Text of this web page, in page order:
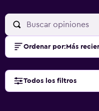
Ordenar por: Más
Todos los filtros